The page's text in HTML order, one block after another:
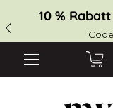
10 %
Code